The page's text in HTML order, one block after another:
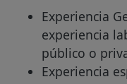
Experiencia
experiencia
público o
Experiencia